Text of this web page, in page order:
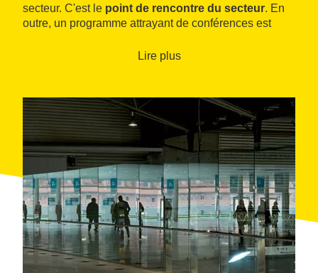
secteur. C'est le point de rencontre du secteur. En
outre, un programme attrayant de conférences est
concernant la pêche, la transformation, la vente et la
Lire plus